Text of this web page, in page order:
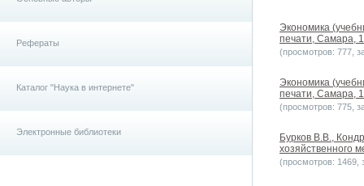
Рефераты
Каталог "Наука в интернете"
Электронные библиотеки
Экономика
печати, Самара,
(просмотров: 777,
Экономика
печати, Самара,
(просмотров: 775,
Бурков В.В.,
хозяйственного
(просмотров: 1469,